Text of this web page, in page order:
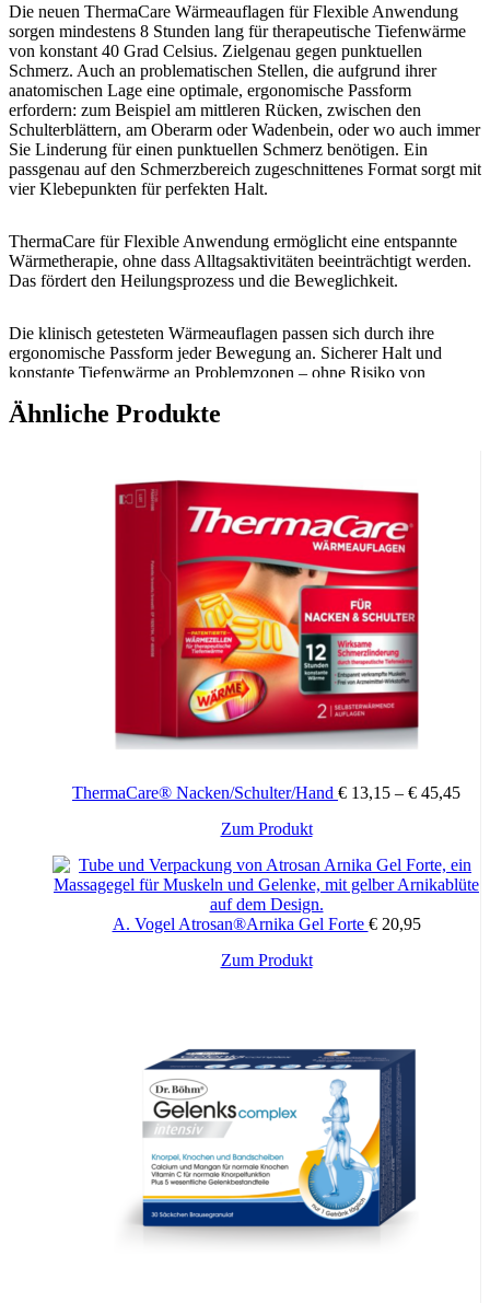
Die neuen ThermaCare Wärmeauflagen für Flexible Anwendung
sorgen mindestens 8 Stunden lang für therapeutische Tiefenwärme
von konstant 40 Grad Celsius. Zielgenau gegen punktuellen
Schmerz. Auch an problematischen Stellen, die aufgrund ihrer
anatomischen Lage eine optimale, ergonomische Passform
erfordern: zum Beispiel am mittleren Rücken, zwischen den
Schulterblättern, am Oberarm oder Wadenbein, oder wo auch immer
Sie Linderung für einen punktuellen Schmerz benötigen. Ein
passgenau auf den Schmerzbereich zugeschnittenes Format sorgt mit
vier Klebepunkten für perfekten Halt.
ThermaCare für Flexible Anwendung ermöglicht eine entspannte
Wärmetherapie, ohne dass Alltagsaktivitäten beeinträchtigt werden.
Das fördert den Heilungsprozess und die Beweglichkeit.
Die klinisch getesteten Wärmeauflagen passen sich durch ihre
ergonomische Passform jeder Bewegung an. Sicherer Halt und
konstante Tiefenwärme an Problemzonen – ohne Risiko von
es schmerzt.
verkrampfte Muskeln und lindert effektiv den Schmerz bis zu 24
Zusätzliche Informationen
3 Stück, 6 Stück
Ähnliche Produkte
ThermaCare® Nacken/Schulter/Hand € 13,15 – € 45,45
Zum ProduktDieses
weist
mehrere
Varianten
auf.
Optionen
gewählt
werden
A. Vogel Atrosan®Arnika Gel Forte €20,95
Zum Produkt